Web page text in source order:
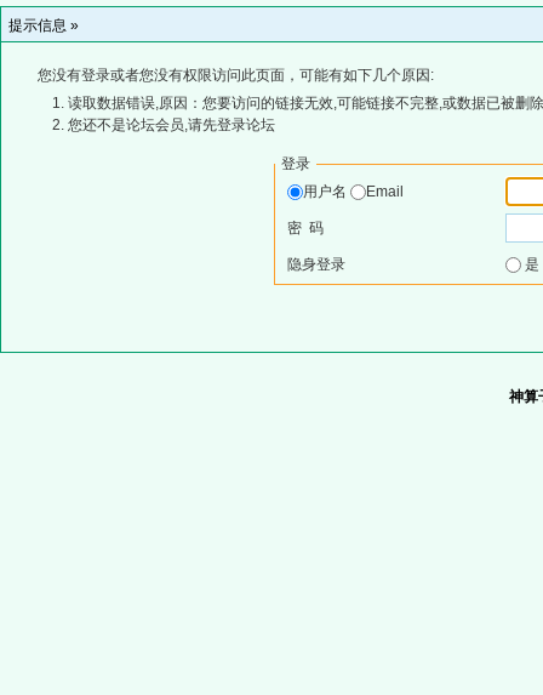
提示信息 »
您没有登录或者您没有权限访问此页面，可能有如下几个原因:
读取数据错误,原因：您要访问的链接无效,可能链接不完整,或数据已被删
您还不是论坛会员,请先登录论坛
登录
用户名
Email
密 码
隐身登录
神算